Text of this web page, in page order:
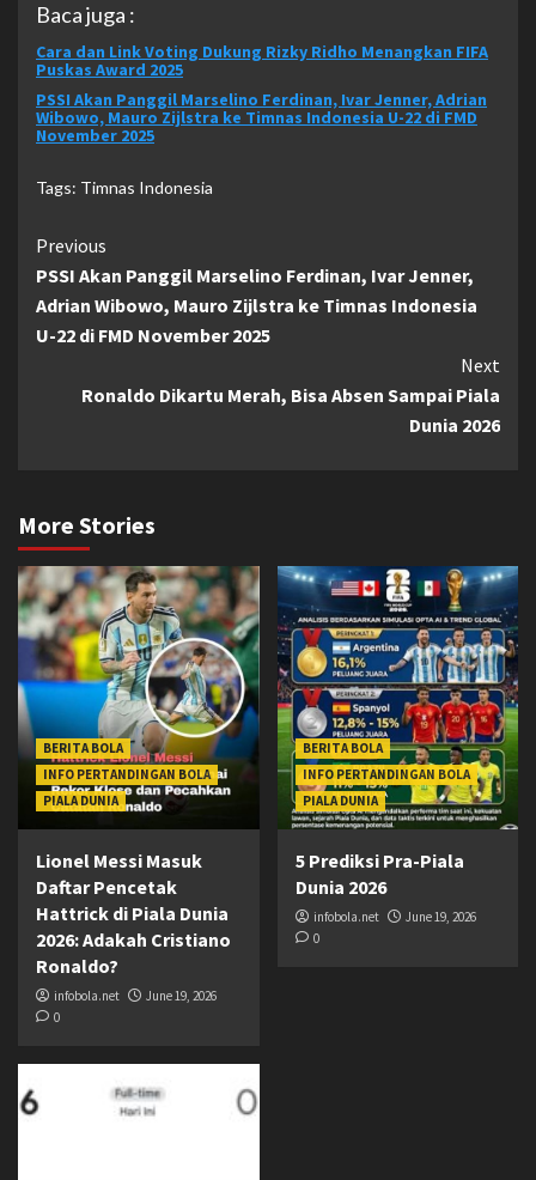
Baca juga :
Cara dan Link Voting Dukung Rizky Ridho Menangkan FIFA
Puskas Award 2025
PSSI Akan Panggil Marselino Ferdinan, Ivar Jenner, Adrian
Wibowo, Mauro Zijlstra ke Timnas Indonesia U-22 di FMD
November 2025
Tags: Timnas Indonesia
Continue
Reading
Previous
PSSI Akan Panggil Marselino Ferdinan, Ivar Jenner,
Adrian Wibowo, Mauro Zijlstra ke Timnas Indonesia
U-22 di FMD November 2025
Next
Ronaldo Dikartu Merah, Bisa Absen Sampai Piala
Dunia 2026
More Stories
BERITA BOLA
INFO PERTANDINGAN BOLA
PIALA DUNIA
Lionel Messi Masuk
Daftar Pencetak
Hattrick di Piala Dunia
2026: Adakah Cristiano
Ronaldo?
infobola.net
June 19, 2026
0
BERITA BOLA
INFO PERTANDINGAN BOLA
PIALA DUNIA
5 Prediksi Pra-Piala
Dunia 2026
infobola.net
June 19, 2026
0